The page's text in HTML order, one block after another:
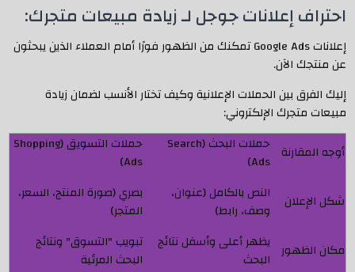
احتراف إعلانات جوجل لـ زيادة مبيعات متجرك:
إعلانات Google Ads تمكنك من الظهور فورًا أمام العملاء الذين يبحثون
عن منتجك الآن.
إليك الفرق بين الحملات الإعلانية وكيف تختار الأنسب لضمان زيادة
مبيعات متجرك الإلكتروني:
أوجه المقارنة
حملات البحث (Search
Ads)
حملات التسويق (Shopping
Ads)
شكل الإعلان
النص بالكامل (عنوان،
وصف، رابط)
بصري (صورة المنتج، السعر،
المتجر)
مكان الظهور يظهر أعلى وأسفل نتائج
البحث
تبويب "التسوق" ونتائج
البحث المرئية